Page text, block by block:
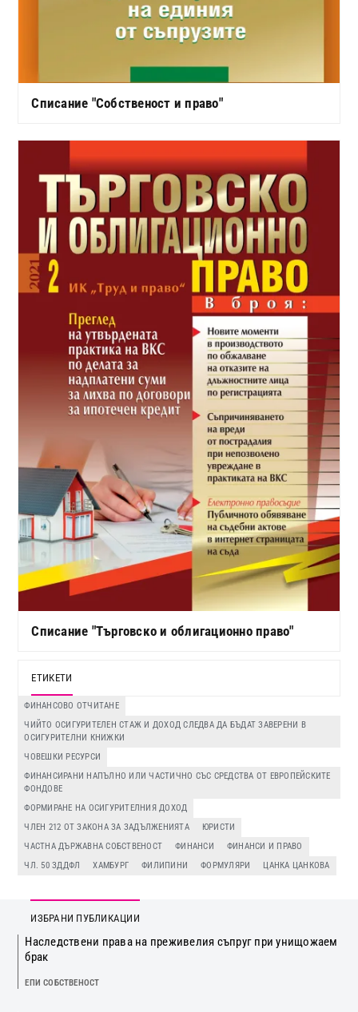
Списание "Собственост и право"
Списание "Търговско и облигационно право"
ЕТИКЕТИ
ФИНАНСОВО ОТЧИТАНЕ
ЧИЙТО ОСИГУРИТЕЛЕН СТАЖ И ДОХОД СЛЕДВА ДА БЪДАТ ЗАВЕРЕНИ В
ОСИГУРИТЕЛНИ КНИЖКИ
ЧОВЕШКИ РЕСУРСИ
ФИНАНСИРАНИ НАПЪЛНО ИЛИ ЧАСТИЧНО СЪС СРЕДСТВА ОТ ЕВРОПЕЙСКИТЕ
ФОНДОВЕ
ФОРМИРАНЕ НА ОСИГУРИТЕЛНИЯ ДОХОД
ЧЛЕН 212 ОТ ЗАКОНА ЗА ЗАДЪЛЖЕНИЯТА
ЮРИСТИ
ЧАСТНА ДЪРЖАВНА СОБСТВЕНОСТ
ФИНАНСИ
ФИНАНСИ И ПРАВО
ЧЛ. 50 ЗДДФЛ
ХАМБУРГ ФИЛИПИНИ ФОРМУЛЯРИ ЦАНКА ЦАНКОВА
ИЗБРАНИ ПУБЛИКАЦИИ
Наследствени права на преживелия съпруг при унищожаем
брак
ЕПИ СОБСТВЕНОСТ